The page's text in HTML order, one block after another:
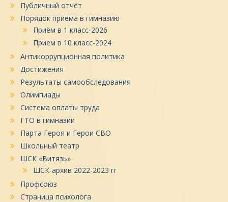
Публичный отчёт
Порядок приёма в гимназию
Приём в 1 класс-2026
Прием в 10 класс-2024
Антикоррупционная политика
Достижения
Результаты самообследования
Олимпиады
Система оплаты труда
ГТО в гимназии
Парта Героя и Герои СВО
Школьный театр
ШСК «Витязь»
ШСК-архив 2022-2023 гг
Профсоюз
Страница психолога